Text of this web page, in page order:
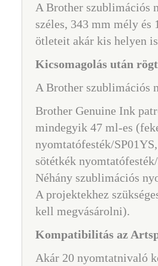
A Brother szublimációs
széles, 343 mm mély és
ötleteit akár kis helyen
Kicsomagolás után
A Brother szublimációs
Brother Genuine Ink
mindegyik 47 ml-es
nyomtatófesték/
sötétkék
Néhány szublimációs
A projektekhez
kell megvásárolni).
Kompatibilitás az
Akár 20 nyomtatnivaló